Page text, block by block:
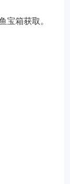
宝箱获取。